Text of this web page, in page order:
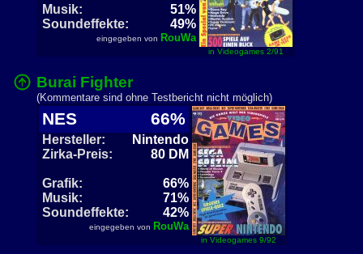
Musik:
51%
Soundeffekte:
49%
eingegeben von RouWa
in Videogames 2/91
Burai Fighter
(Kommentare sind ohne Testbericht nicht möglich)
NES 66%
Hersteller:
Nintendo
Zirka-Preis:
80 DM
Grafik:
66%
Musik:
71%
Soundeffekte:
42%
eingegeben von RouWa
in Videogames 9/92